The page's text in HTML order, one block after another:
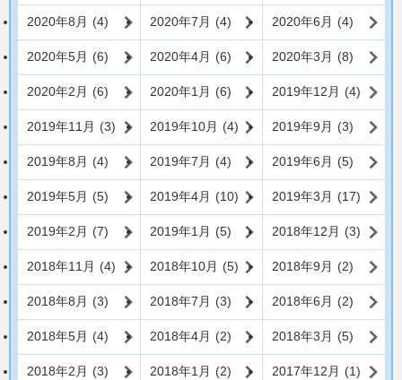
2020年8月 (4) 2020年7月 (4) 2020年6月 (4)
2020年5月 (6) 2020年4月 (6) 2020年3月 (8)
2020年2月 (6) 2020年1月 (6) 2019年12月 (4)
2019年11月 (3) 2019年10月 (4) 2019年9月 (3)
2019年8月 (4) 2019年7月 (4) 2019年6月 (5)
2019年5月 (5) 2019年4月 (10) 2019年3月 (17)
2019年2月 (7) 2019年1月 (5) 2018年12月 (3)
2018年11月 (4) 2018年10月 (5) 2018年9月 (2)
2018年8月 (3) 2018年7月 (3) 2018年6月 (2)
2018年5月 (4) 2018年4月 (2) 2018年3月 (5)
2018年2月 (3) 2018年1月 (2) 2017年12月 (1)